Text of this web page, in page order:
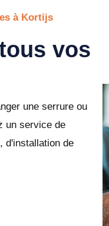
à Kortijs
vos
une serrure ou
un service de
d'installation de